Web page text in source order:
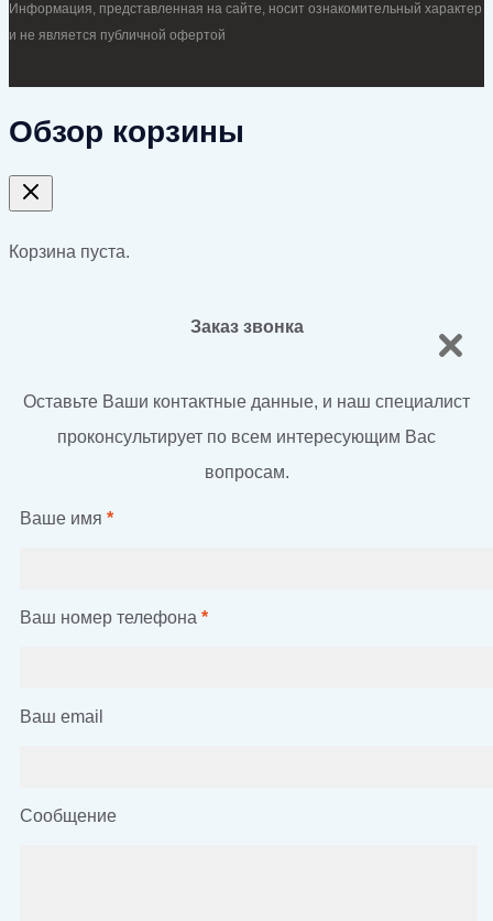
Информация, представленная на сайте, носит ознакомительный характер
и не является публичной офертой
Обзор корзины
Корзина пуста.
Заказ звонка
Оставьте Ваши контактные данные, и наш специалист
проконсультирует по всем интересующим Вас
вопросам.
Ваше имя *
Ваш номер телефона *
Ваш email
Сообщение